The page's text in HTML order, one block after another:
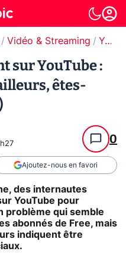
Vidéo & Streaming YouTube
sur YouTube :
êtes-
0
Ajoutez-nous en favori
des internautes
YouTube pour
problème qui semble
abonnés de Free, mais
indiquent être